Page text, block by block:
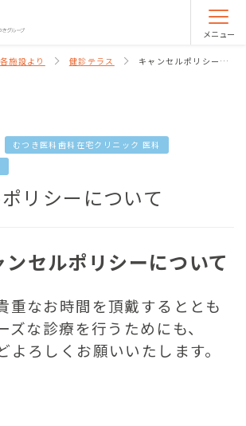
メニュー
各施設より 健診テラス キャンセルポリシーについて
むつき医科歯科在宅クリニック 医科
リシーについて
セルポリシーについて
重なお時間を頂戴するととも
ズな診療を行うためにも、
よろしくお願いいたします。